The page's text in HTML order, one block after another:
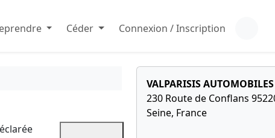
Céder Connexion / Inscription
VALPARISIS AUTOMOBILES
230 Route de Conflans
Seine, France